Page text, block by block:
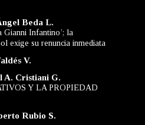
Beda L.
Gianni Infantino’; la
exige su renuncia inmediata
V.
A. Cristiani G.
Y LA PROPIEDAD
Rubio S.